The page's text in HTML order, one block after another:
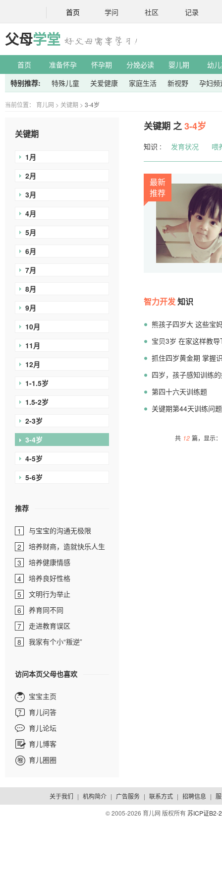
首页 学问 社区 记录
父母学堂
首页 准备怀孕 怀孕期 分娩必读 婴儿期
幼
特别推荐:
特殊儿童 关爱健康 家庭生活 新视野 孕妇频
当前位置： 育儿网 > 关键期 > 3-4岁
关键期
1月
2月
3月
4月
5月
6月
7月
8月
9月
10月
11月
12月
1-1.5岁
1.5-2岁
2-3岁
3-4岁
4-5岁
5-6岁
推荐
1
与宝宝的沟通无极限
2
培养财商，造就快乐人生
3
培养健康情感
4
培养良好性格
5
文明行为举止
6
养育同不同
7
走进教育误区
8
我家有个小“叛逆”
访问本页父母也喜欢
宝宝主页
育儿问答
育儿论坛
育儿博客
育儿圈圈
关键期 之3-4岁
知识 : 发育状况 喂
最新
推荐
智力开发知识
熊孩子四岁大 这些宝
宝贝3岁 在家这样教导
抓住四岁黄金期 掌握
四岁，孩子感知训练
第四十六天训练题
关键期第44天训练问题
共 12 篇，显示
关于我们 | 机构简介 | 广告服务 | 联系方式 | 招聘信息 |
© 2005-2026 育儿网 版权所有苏ICP证B2-